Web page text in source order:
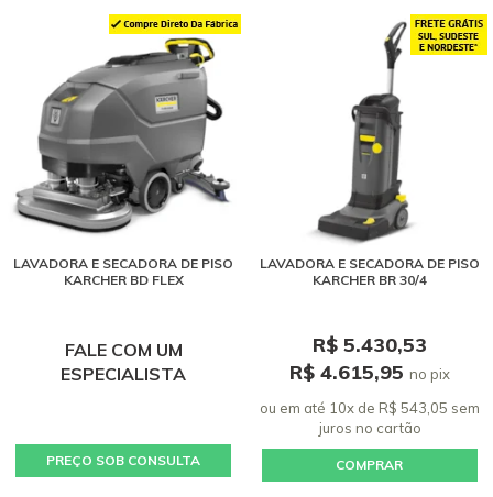
LAVADORA E SECADORA DE PISO
KARCHER BD FLEX
FALE COM UM
ESPECIALISTA
PREÇO SOB CONSULTA
LAVADORA E SECADORA DE PISO
KARCHER BR 30/4
R$ 5.430,53
R$ 4.615,95 no pix
ou em até 10x de R$ 543,05 sem
juros no cartão
COMPRAR